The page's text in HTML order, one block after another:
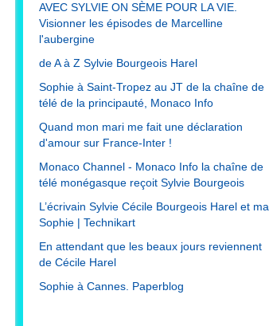
AVEC SYLVIE ON SÈME POUR LA VIE.
Visionner les épisodes de Marcelline
l'aubergine
de A à Z Sylvie Bourgeois Harel
Sophie à Saint-Tropez au JT de la chaîne de
télé de la principauté, Monaco Info
Quand mon mari me fait une déclaration
d'amour sur France-Inter !
Monaco Channel - Monaco Info la chaîne de
télé monégasque reçoit Sylvie Bourgeois
L’écrivain Sylvie Cécile Bourgeois Harel et ma
Sophie | Technikart
En attendant que les beaux jours reviennent
de Cécile Harel
Sophie à Cannes. Paperblog